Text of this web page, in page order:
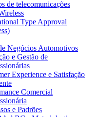
de telecomunicações
Type Approval
Negócios Automotivos
e Gestão de
Experience e Satisfação
Comercial
e Padrões